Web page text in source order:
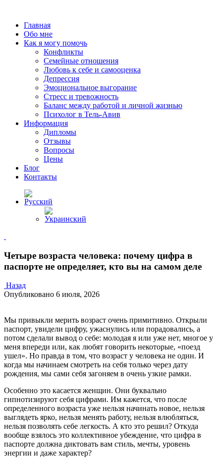
Главная
Обо мне
Как я могу помочь
Конфликты
Семейные отношения
Любовь к себе и самооценка
Депрессия
Эмоциональное выгорание
Стресс и тревожность
Баланс между работой и личной жизнью
Психолог в Тель-Авив
Информация
Дипломы
Отзывы
Вопросы
Цены
Блог
Контакты
Четыре возраста человека: почему цифра в
паспорте не определяет, кто вы на самом деле
Назад
Опубликовано 6 июля, 2026
Мы привыкли мерить возраст очень примитивно. Открыли
паспорт, увидели цифру, ужаснулись или порадовались, а
потом сделали вывод о себе: молодая я или уже нет, многое у
меня впереди или, как любят говорить некоторые, «поезд
ушел». Но правда в том, что возраст у человека не один. И
когда мы начинаем смотреть на себя только через дату
рождения, мы сами себя загоняем в очень узкие рамки.
Особенно это касается женщин. Они буквально
гипнотизируют себя цифрами. Им кажется, что после
определенного возраста уже нельзя начинать новое, нельзя
выглядеть ярко, нельзя менять работу, нельзя влюбляться,
нельзя позволять себе легкость. А кто это решил? Откуда
вообще взялось это коллективное убеждение, что цифра в
паспорте должна диктовать вам стиль, мечты, уровень
энергии и даже характер?